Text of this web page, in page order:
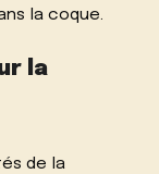
la coque.
la
de la